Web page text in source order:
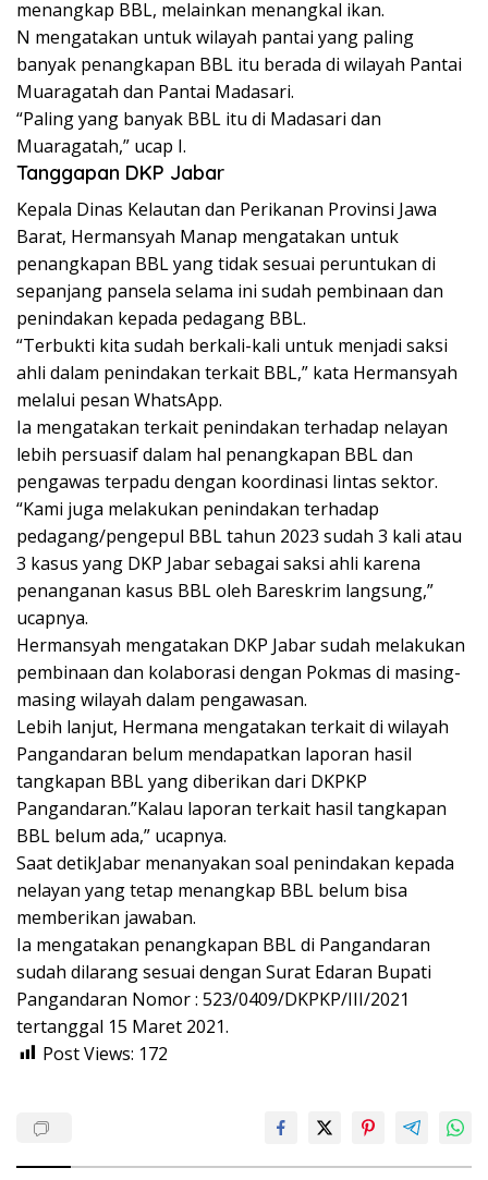
menangkap BBL, melainkan menangkal ikan.
N mengatakan untuk wilayah pantai yang paling
banyak penangkapan BBL itu berada di wilayah Pantai
Muaragatah dan Pantai Madasari.
“Paling yang banyak BBL itu di Madasari dan
Muaragatah,” ucap I.
Tanggapan DKP Jabar
Kepala Dinas Kelautan dan Perikanan Provinsi Jawa
Barat, Hermansyah Manap mengatakan untuk
penangkapan BBL yang tidak sesuai peruntukan di
sepanjang pansela selama ini sudah pembinaan dan
penindakan kepada pedagang BBL.
“Terbukti kita sudah berkali-kali untuk menjadi saksi
ahli dalam penindakan terkait BBL,” kata Hermansyah
melalui pesan WhatsApp.
Ia mengatakan terkait penindakan terhadap nelayan
lebih persuasif dalam hal penangkapan BBL dan
pengawas terpadu dengan koordinasi lintas sektor.
“Kami juga melakukan penindakan terhadap
pedagang/pengepul BBL tahun 2023 sudah 3 kali atau
3 kasus yang DKP Jabar sebagai saksi ahli karena
penanganan kasus BBL oleh Bareskrim langsung,”
ucapnya.
Hermansyah mengatakan DKP Jabar sudah melakukan
pembinaan dan kolaborasi dengan Pokmas di masing-
masing wilayah dalam pengawasan.
Lebih lanjut, Hermana mengatakan terkait di wilayah
Pangandaran belum mendapatkan laporan hasil
tangkapan BBL yang diberikan dari DKPKP
Pangandaran.”Kalau laporan terkait hasil tangkapan
BBL belum ada,” ucapnya.
Saat detikJabar menanyakan soal penindakan kepada
nelayan yang tetap menangkap BBL belum bisa
memberikan jawaban.
Ia mengatakan penangkapan BBL di Pangandaran
sudah dilarang sesuai dengan Surat Edaran Bupati
Pangandaran Nomor : 523/0409/DKPKP/III/2021
tertanggal 15 Maret 2021.
Post Views: 172